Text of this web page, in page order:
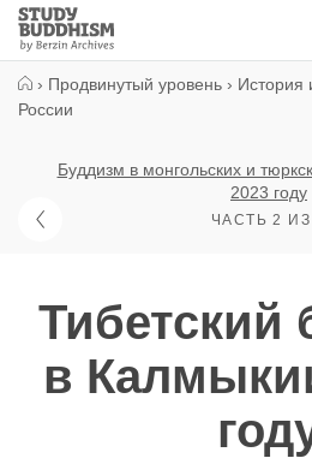
Close
Study
Buddhism
› Продвинутый уровень › История
России
Буддизм в монгольских и
2023 году
ЧАСТЬ 2 ИЗ
Тибетский
в